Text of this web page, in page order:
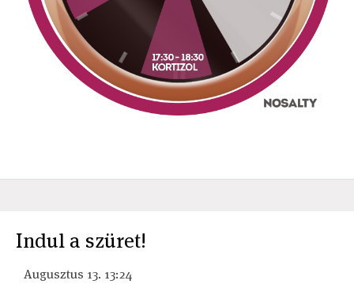
Indul a szüret!
Augusztus 13. 13:24